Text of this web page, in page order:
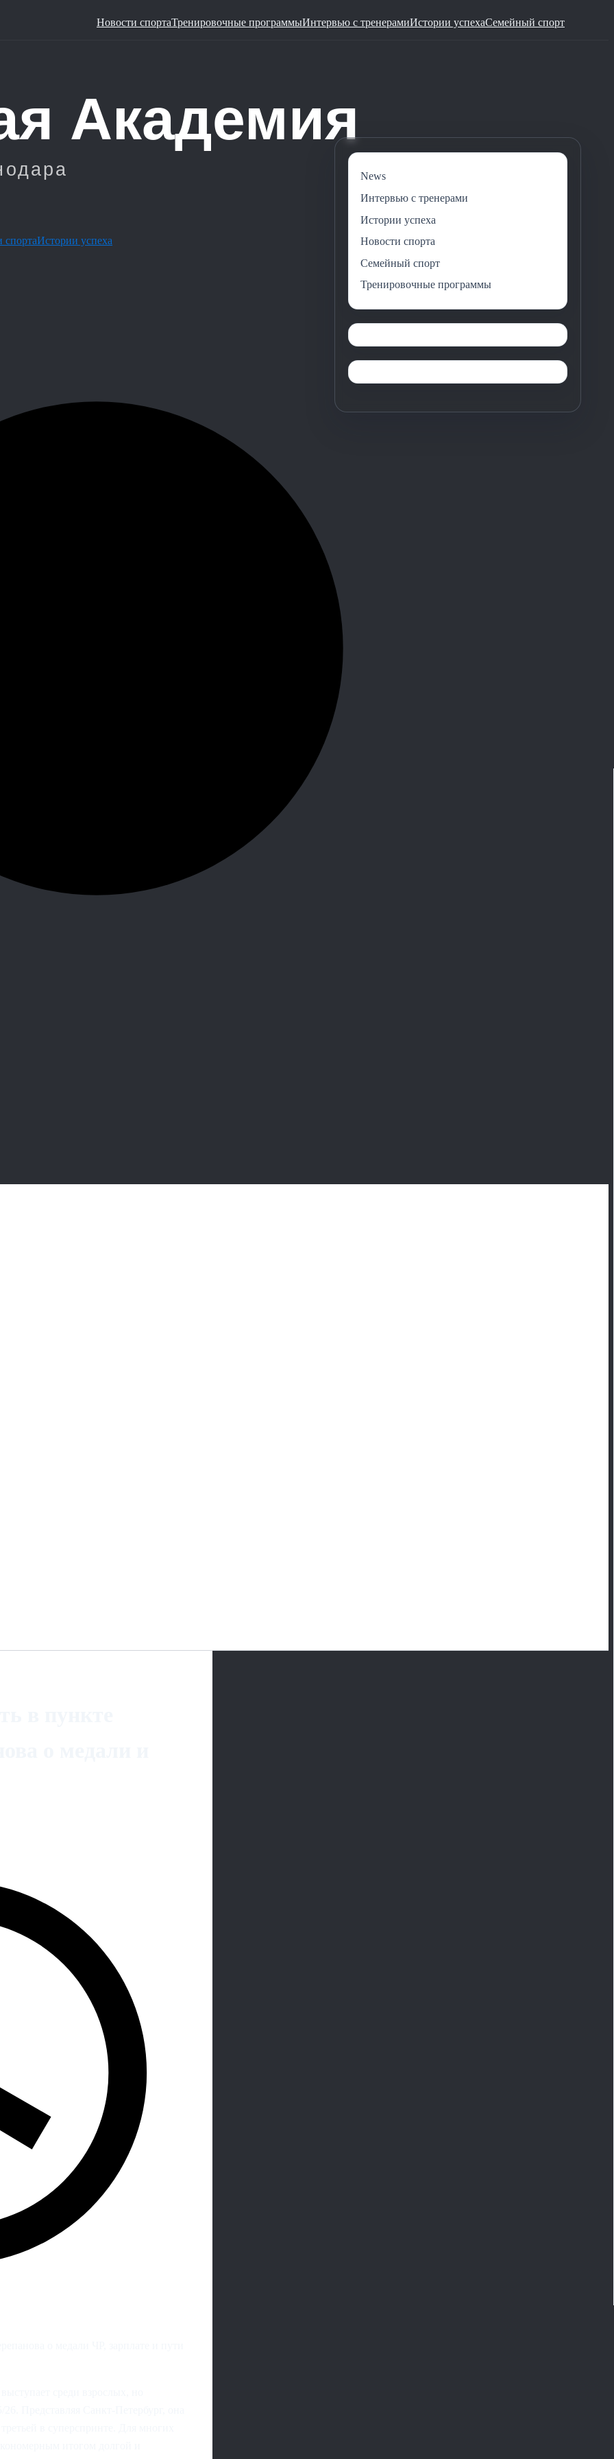
Новости спортаТренировочные программыИнтервью с тренерамиИстории успехаСемейный спорт
спортаИстории успеха
News
Интервью с тренерами
Истории успеха
Новости спорта
Семейный спорт
Тренировочные программы